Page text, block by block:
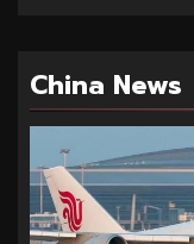
China News